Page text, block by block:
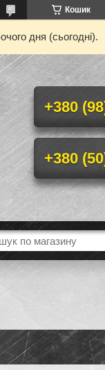
Кошик
дня (сьогодні).
+380
+380